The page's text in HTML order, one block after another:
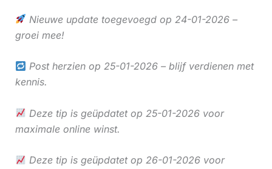
Nieuwe update toegevoegd op 24-01-2026 –
groei mee!
Post herzien op 25-01-2026 – blijf verdienen met
kennis.
Deze tip is geüpdatet op 25-01-2026 voor
maximale online winst.
Deze tip is geüpdatet op 26-01-2026 voor